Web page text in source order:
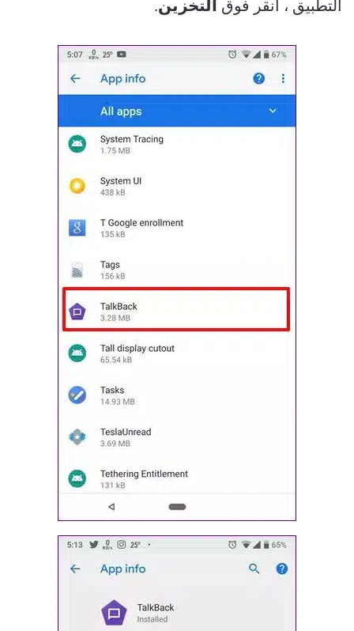
التطبيق ، انقر فوق التخزين.